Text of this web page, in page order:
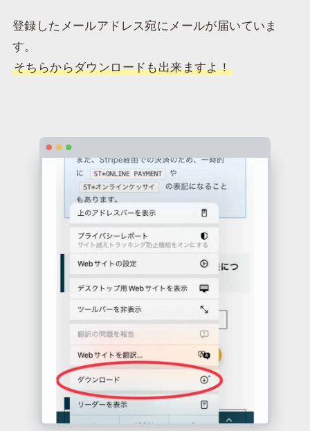
登録したメールアドレス宛にメールが届いていま
す。
そちらからダウンロードも出来ますよ！